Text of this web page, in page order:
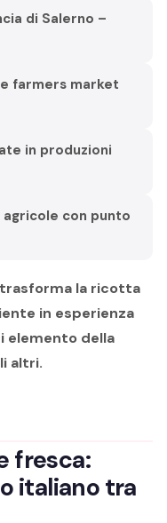
di Salerno –
farmers market
in produzioni
con punto
la ricotta
in esperienza
elemento della
altri.
fresca:
italiano tra